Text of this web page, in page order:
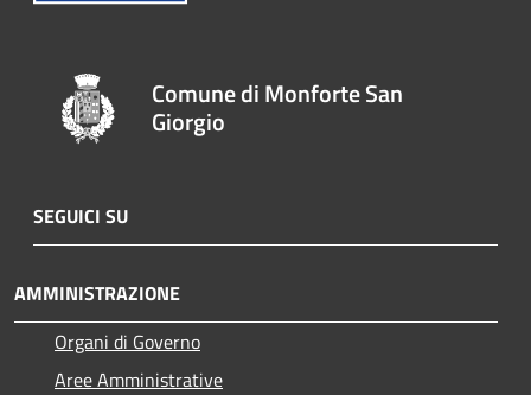
Comune di Monforte San
Giorgio
SEGUICI SU
AMMINISTRAZIONE
Organi di Governo
Aree Amministrative